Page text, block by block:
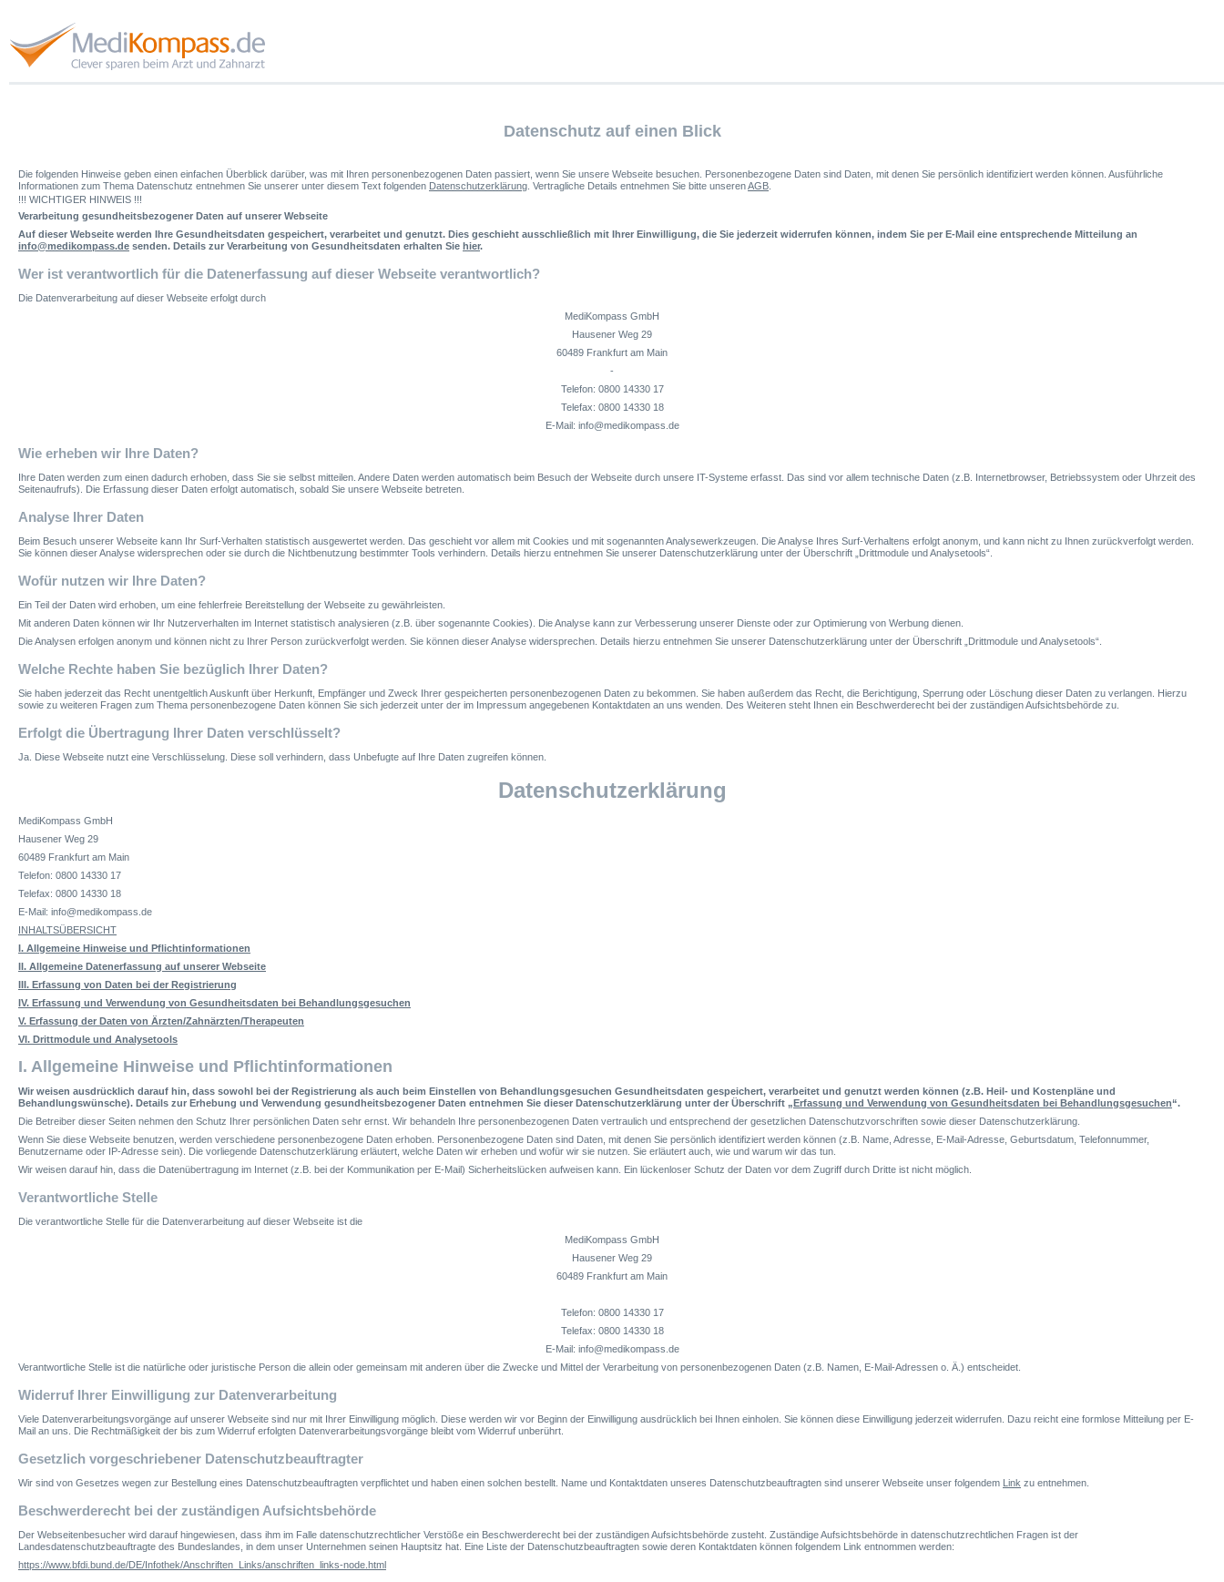
Datenschutz auf einen Blick
Die folgenden Hinweise geben einen einfachen Überblick darüber, was mit Ihren personenbezogenen Daten passiert, wenn Sie unsere Webseite besuchen. Personenbezogene Daten sind Daten, mit denen Sie persönlich identifiziert werden können. Ausführliche
Informationen zum Thema Datenschutz entnehmen Sie unserer unter diesem Text folgenden Datenschutzerklärung . Vertragliche Details entnehmen Sie bitte unserenAGB
!!! WICHTIGER HINWEIS !!!
Verarbeitung gesundheitsbezogener Daten auf unserer Webseite
Auf dieser Webseite werden Ihre Gesundheitsdaten gespeichert, verarbeitet und genutzt. Dies geschieht ausschließlich mit Ihrer Einwilligung, die Sie jederzeit widerrufen können, indem Sie per E-Mail eine entsprechende Mitteilung an
info@medikompass.de senden. Details zur Verarbeitung von Gesundheitsdaten erhalten Sie hier.
Wer ist verantwortlich für die Datenerfassung auf dieser Webseite verantwortlich?
Die Datenverarbeitung auf dieser Webseite erfolgt durch
MediKompass GmbH
Hausener Weg 29
60489 Frankfurt am Main
-
Telefon: 0800 14330 17
Telefax: 0800 14330 18
E-Mail: info@medikompass.de
Wie erheben wir Ihre Daten?
Ihre Daten werden zum einen dadurch erhoben, dass Sie sie selbst mitteilen. Andere Daten werden automatisch beim Besuch der Webseite durch unsere IT-Systeme erfasst. Das sind vor allem technische Daten (z.B. Internetbrowser, Betriebssystem oder Uhrzeit des
Seitenaufrufs). Die Erfassung dieser Daten erfolgt automatisch, sobald Sie unsere Webseite betreten.
Analyse Ihrer Daten
Beim Besuch unserer Webseite kann Ihr Surf-Verhalten statistisch ausgewertet werden. Das geschieht vor allem mit Cookies und mit sogenannten Analysewerkzeugen. Die Analyse Ihres Surf-Verhaltens erfolgt anonym, und kann nicht zu Ihnen zurückverfolgt werden.
Sie können dieser Analyse widersprechen oder sie durch die Nichtbenutzung bestimmter Tools verhindern. Details hierzu entnehmen Sie unserer Datenschutzerklärung unter der Überschrift „Drittmodule und Analysetools“.
Wofür nutzen wir Ihre Daten?
Ein Teil der Daten wird erhoben, um eine fehlerfreie Bereitstellung der Webseite zu gewährleisten.
Mit anderen Daten können wir Ihr Nutzerverhalten im Internet statistisch analysieren (z.B. über sogenannte Cookies). Die Analyse kann zur Verbesserung unserer Dienste oder zur Optimierung von Werbung dienen.
Die Analysen erfolgen anonym und können nicht zu Ihrer Person zurückverfolgt werden. Sie können dieser Analyse widersprechen. Details hierzu entnehmen Sie unserer Datenschutzerklärung unter der Überschrift „Drittmodule und Analysetools“.
Welche Rechte haben Sie bezüglich Ihrer Daten?
Sie haben jederzeit das Recht unentgeltlich Auskunft über Herkunft, Empfänger und Zweck Ihrer gespeicherten personenbezogenen Daten zu bekommen. Sie haben außerdem das Recht, die Berichtigung, Sperrung oder Löschung dieser Daten zu verlangen. Hierzu
sowie zu weiteren Fragen zum Thema personenbezogene Daten können Sie sich jederzeit unter der im Impressum angegebenen Kontaktdaten an uns wenden. Des Weiteren steht Ihnen ein Beschwerderecht bei der zuständigen Aufsichtsbehörde zu.
Erfolgt die Übertragung Ihrer Daten verschlüsselt?
Ja. Diese Webseite nutzt eine Verschlüsselung. Diese soll verhindern, dass Unbefugte auf Ihre Daten zugreifen können.
Datenschutzerklärung
MediKompass GmbH
Hausener Weg 29
60489 Frankfurt am Main
Telefon: 0800 14330 17
Telefax: 0800 14330 18
E-Mail: info@medikompass.de
INHALTSÜBERSICHT
I. Allgemeine Hinweise und Pflichtinformationen
II. Allgemeine Datenerfassung auf unserer Webseite
III. Erfassung von Daten bei der Registrierung
IV. Erfassung und Verwendung von Gesundheitsdaten bei Behandlungsgesuchen
V. Erfassung der Daten von Ärzten/Zahnärzten/Therapeuten
VI. Drittmodule und Analysetools
I. Allgemeine Hinweise und Pflichtinformationen
Wir weisen ausdrücklich darauf hin, dass sowohl bei der Registrierung als auch beim Einstellen von Behandlungsgesuchen Gesundheitsdaten gespeichert, verarbeitet und genutzt werden können (z.B. Heil- und Kostenpläne und
Behandlungswünsche). Details zur Erhebung und Verwendung gesundheitsbezogener Daten entnehmen Sie dieser Datenschutzerklärung unter der Überschrift „Erfassung und Verwendung von Gesundheitsdaten bei Behandlungsgesuchen“.
Die Betreiber dieser Seiten nehmen den Schutz Ihrer persönlichen Daten sehr ernst. Wir behandeln Ihre personenbezogenen Daten vertraulich und entsprechend der gesetzlichen Datenschutzvorschriften sowie dieser Datenschutzerklärung.
Wenn Sie diese Webseite benutzen, werden verschiedene personenbezogene Daten erhoben. Personenbezogene Daten sind Daten, mit denen Sie persönlich identifiziert werden können (z.B. Name, Adresse, E-Mail-Adresse, Geburtsdatum, Telefonnummer,
Benutzername oder IP-Adresse sein). Die vorliegende Datenschutzerklärung erläutert, welche Daten wir erheben und wofür wir sie nutzen. Sie erläutert auch, wie und warum wir das tun.
Wir weisen darauf hin, dass die Datenübertragung im Internet (z.B. bei der Kommunikation per E-Mail) Sicherheitslücken aufweisen kann. Ein lückenloser Schutz der Daten vor dem Zugriff durch Dritte ist nicht möglich.
Verantwortliche Stelle
Die verantwortliche Stelle für die Datenverarbeitung auf dieser Webseite ist die
MediKompass GmbH
Hausener Weg 29
60489 Frankfurt am Main
Telefon: 0800 14330 17
Telefax: 0800 14330 18
E-Mail: info@medikompass.de
Verantwortliche Stelle ist die natürliche oder juristische Person die allein oder gemeinsam mit anderen über die Zwecke und Mittel der Verarbeitung von personenbezogenen Daten (z.B. Namen, E-Mail-Adressen o. Ä.) entscheidet.
Widerruf Ihrer Einwilligung zur Datenverarbeitung
Viele Datenverarbeitungsvorgänge auf unserer Webseite sind nur mit Ihrer Einwilligung möglich. Diese werden wir vor Beginn der Einwilligung ausdrücklich bei Ihnen einholen. Sie können diese Einwilligung jederzeit widerrufen. Dazu reicht eine formlose Mitteilung per E-
Mail an uns. Die Rechtmäßigkeit der bis zum Widerruf erfolgten Datenverarbeitungsvorgänge bleibt vom Widerruf unberührt.
Gesetzlich vorgeschriebener Datenschutzbeauftragter
Wir sind von Gesetzes wegen zur Bestellung eines Datenschutzbeauftragten verpflichtet und haben einen solchen bestellt. Name und Kontaktdaten unseres Datenschutzbeauftragten sind unserer Webseite unser folgendem Link zu entnehmen.
Beschwerderecht bei der zuständigen Aufsichtsbehörde
Der Webseitenbesucher wird darauf hingewiesen, dass ihm im Falle datenschutzrechtlicher Verstöße ein Beschwerderecht bei der zuständigen Aufsichtsbehörde zusteht. Zuständige Aufsichtsbehörde in datenschutzrechtlichen Fragen ist der
Landesdatenschutzbeauftragte des Bundeslandes, in dem unser Unternehmen seinen Hauptsitz hat. Eine Liste der Datenschutzbeauftragten sowie deren Kontaktdaten können folgendem Link entnommen werden:
https://www.bfdi.bund.de/DE/Infothek/Anschriften_Links/anschriften_links-node.html